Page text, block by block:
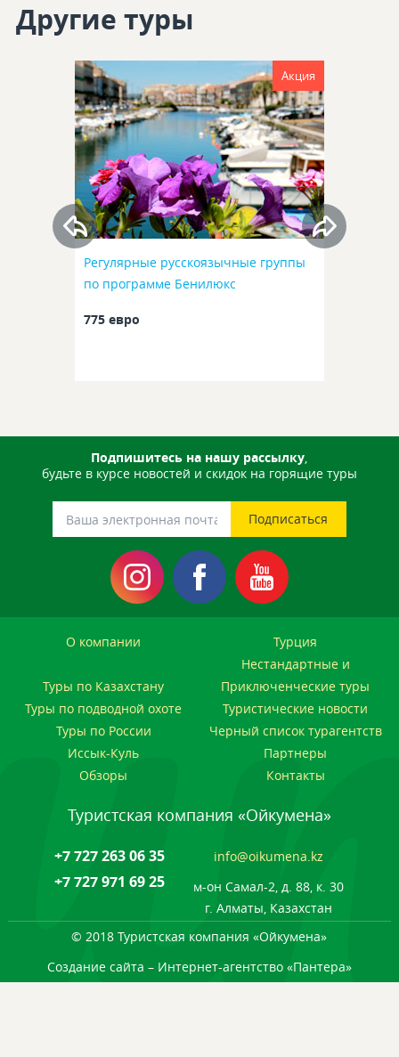
Другие туры
Акция
Регулярные русскоязычные группы
по программе Бенилюкс
775 евро
Подпишитесь на нашу рассылку,
будьте в курсе новостей и скидок на горящие туры
О компании Турция
Туры по Казахстану
Нестандартные и
Приключенческие туры
Туры по подводной охоте
Туристические новости
Туры по России
Черный список турагентств
Иссык-Куль
Партнеры
Обзоры
Контакты
Туристская компания «Ойкумена»
+7 727 263 06 35
+7 727 971 69 25
info@oikumena.kz
м-он Самал-2, д. 88, к. 30
г. Алматы, Казахстан
© 2018 Туристская компания «Ойкумена»
Создание сайта – Интернет-агентство «Пантера»